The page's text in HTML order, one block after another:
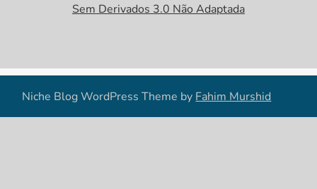
Sem Derivados 3.0 Não Adaptada
Niche Blog WordPress Theme by Fahim Murshid